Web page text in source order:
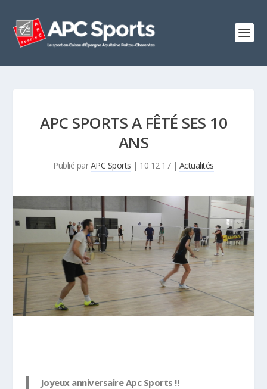
APC SPORTS A FÊTÉ SES 10
ANS
Publié parAPC Sports | 10 12 17| Actualités
Joyeux anniversaire Apc Sports !!